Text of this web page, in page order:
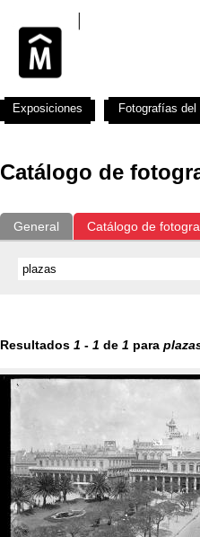
Catálogo de
General Catálogo de
Resultados 1 - 1 de 1 para
Exposiciones Fotografías del